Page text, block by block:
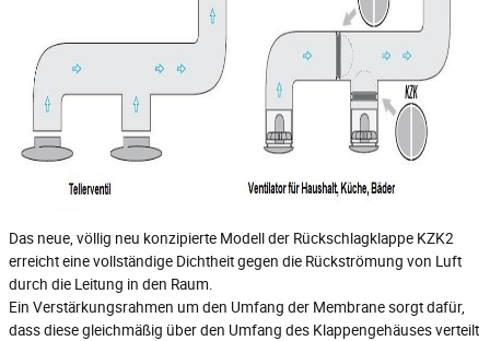
Das neue, völlig neu konzipierte Modell der Rückschlagklappe KZK2
erreicht eine vollständige Dichtheit gegen die Rückströmung von Luft
durch die Leitung in den Raum.
Ein Verstärkungsrahmen um den Umfang der Membrane sorgt dafür,
dass diese gleichmäßig über den Umfang des Klappengehäuses verteilt